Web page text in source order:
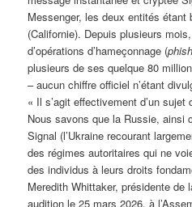
Messenger, les deux entités étant
(Californie). Depuis plusieurs
d’opérations d’hameçonnage (
plusieurs de ses quelque 80
– aucun chiffre officiel n’étant
« Il s’agit effectivement d’un
Nous savons que la Russie, ainsi
Signal (l’Ukraine recourant
des régimes autoritaires qui ne
des individus à leurs droits
Meredith Whittaker, présidente
audition le 25 mars 2026, à